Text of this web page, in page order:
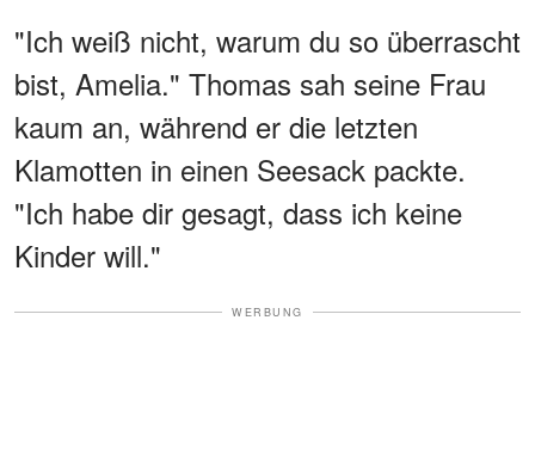
"Ich weiß nicht, warum du so überrascht
bist, Amelia." Thomas sah seine Frau
kaum an, während er die letzten
Klamotten in einen Seesack packte.
"Ich habe dir gesagt, dass ich keine
Kinder will."
WERBUNG